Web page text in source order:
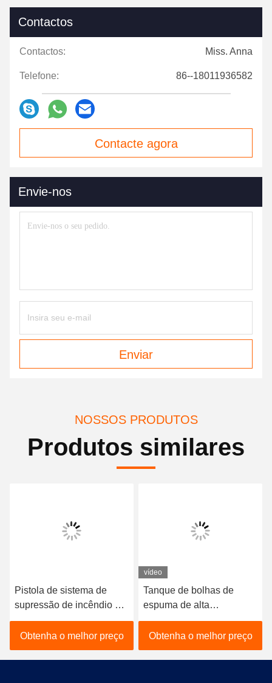
Contactos
Contactos: Miss. Anna
Telefone: 86--18011936582
Contacte agora
Envie-nos
Enviar
NOSSOS PRODUTOS
Produtos similares
Pistola de sistema de
supressão de incêndio de
espuma profissional com
taxa de fluxo de jato de
20-64L / S, alcance
máximo de 45-70M e
Obtenha o melhor preço
vídeo
Tanque de bolhas de
espuma de alta
capacidade -
Equipamento profissional
de sistema de supressão
de incêndio para a
Obtenha o melhor preço